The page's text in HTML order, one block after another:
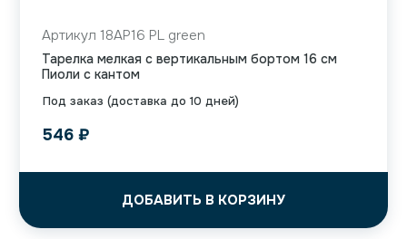
Под заказ (доставка до 10 дней)
Артикул 18AP16 PL green
Тарелка мелкая с вертикальным бортом 16 см
Пиоли с кантом
546 ₽
ДОБАВИТЬ В КОРЗИНУ